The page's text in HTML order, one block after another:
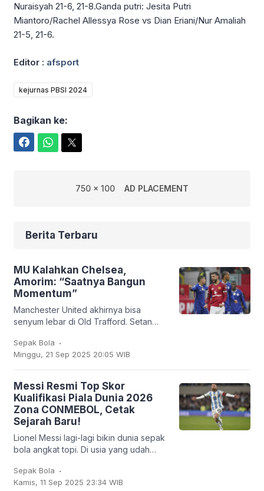
Nuraisyah 21-6, 21-8.Ganda putri: Jesita Putri
Miantoro/Rachel Allessya Rose vs Dian Eriani/Nur Amaliah
21-5, 21-6.
Editor : afsport
kejurnas PBSI 2024
Bagikan ke:
750 x 100 AD PLACEMENT
Berita Terbaru
MU Kalahkan Chelsea,
Amorim: “Saatnya Bangun
Momentum”
Manchester United akhirnya bisa
senyum lebar di Old Trafford. Setan
2-1 dalam lanjutan Liga Inggris, Sabtu
(20/9/2025). Bruno
Sepak Bola .
Minggu, 21 Sep 2025 20:05 WIB
Messi Resmi Top Skor
Kualifikasi Piala Dunia 2026
Zona CONMEBOL, Cetak
Sejarah Baru!
Lionel Messi lagi-lagi bikin dunia sepak
bola angkat topi. Di usia yang udah
mencatatkan sejarah baru: untuk
pertama
Sepak Bola .
Kamis, 11 Sep 2025 23:34 WIB